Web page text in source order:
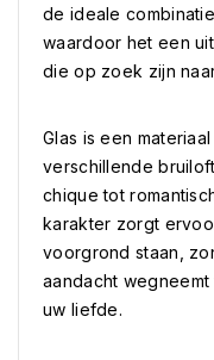
de ideale
waardoor het een
die op zoek zijn
Glas is een
verschillende
chique tot
karakter zorgt
voorgrond staan,
aandacht
uw liefde.